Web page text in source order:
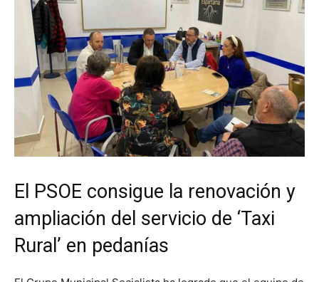
El PSOE consigue la renovación y
ampliación del servicio de ‘Taxi
Rural’ en pedanías